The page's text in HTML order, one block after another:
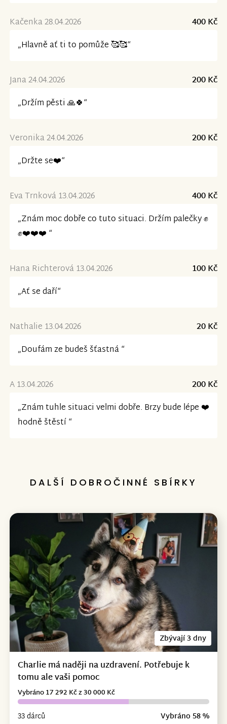
Kačenka 28.04.2026
400 Kč
„Hlavně ať ti to pomůže 🥰🥰“
Jana 24.04.2026
200 Kč
„Držím pěsti 🙏🍀“
Veronika 24.04.2026
200 Kč
„Držte se❤️“
Eva Trnková 13.04.2026
400 Kč
„Znám moc dobře co tuto situaci. Držím palečky ✊️
✊️❤️❤️❤️ “
Hana Richterová 13.04.2026
100 Kč
„Ať se daří“
Nathalie 13.04.2026
20 Kč
„Doufám ze budeš šťastná “
A 13.04.2026
200 Kč
„Znám tuhle situaci velmi dobře. Brzy bude lépe ❤️
hodně štěstí “
DALŠÍ DOBROČINNÉ SBÍRKY
Zbývají 3 dny
Charlie má naději na uzdravení. Potřebuje k
tomu ale vaši pomoc
33 dárců Vybráno 58 %
Vybráno 17 292 Kč z 30 000 Kč